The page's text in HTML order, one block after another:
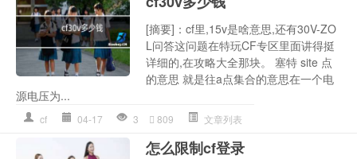
[摘要]：cf里,15v是啥意思,还有30V-ZO
L问答这问题在特玩CF专区里面讲得挺
详细的,在攻略大全那块。 塞特 site 点
的意思 就是往a点集合的意思在一个电
源电压为...
cf 04-17 3 809 文章列表
怎么限制cf登录